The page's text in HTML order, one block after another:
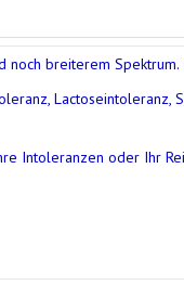
noch breiterem Spektrum.
Lactoseintoleranz,